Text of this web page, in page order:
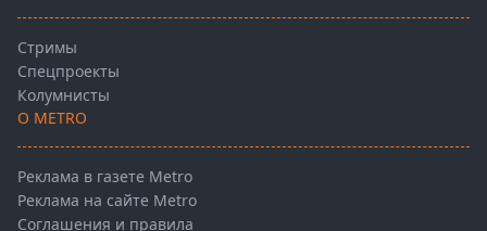
Стримы
Спецпроекты
Колумнисты
О METRO
Реклама в газете Metro
Реклама на сайте Metro
Соглашения и правила